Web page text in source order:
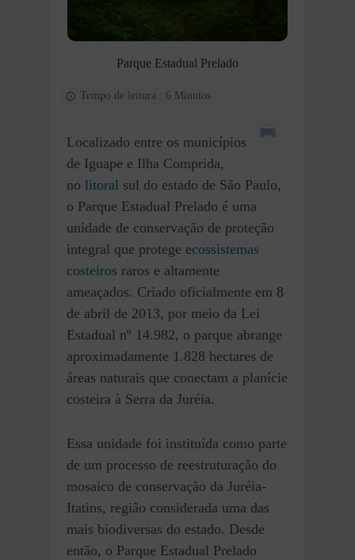
Parque Estadual Prelado
Tempo de leitura : 6 Minutos
Localizado entre os municípios
de Iguape e Ilha Comprida,
no litoral sul do estado de São Paulo,
o Parque Estadual Prelado é uma
unidade de conservação de proteção
integral que protege ecossistemas
costeiros raros e altamente
ameaçados. Criado oficialmente em 8
de abril de 2013, por meio da Lei
Estadual nº 14.982, o parque abrange
aproximadamente 1.828 hectares de
áreas naturais que conectam a planície
costeira à Serra da Juréia.
Essa unidade foi instituída como parte
de um processo de reestruturação do
mosaico de conservação da Juréia-
Itatins, região considerada uma das
mais biodiversas do estado. Desde
então, o Parque Estadual Prelado